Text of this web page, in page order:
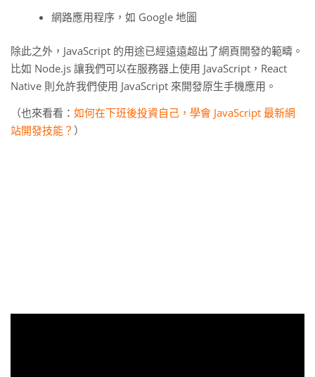
網路應用程序，如 Google 地圖
除此之外，JavaScript 的用途已經遠遠超出了網頁開發的範疇。
比如 Node.js 讓我們可以在服務器上使用 JavaScript，React
Native 則允許我們使用 JavaScript 來開發原生手機應用。
（也來看看： 如何在下班後投資自己，學會 JavaScript 最新網
站開發技能？ ）